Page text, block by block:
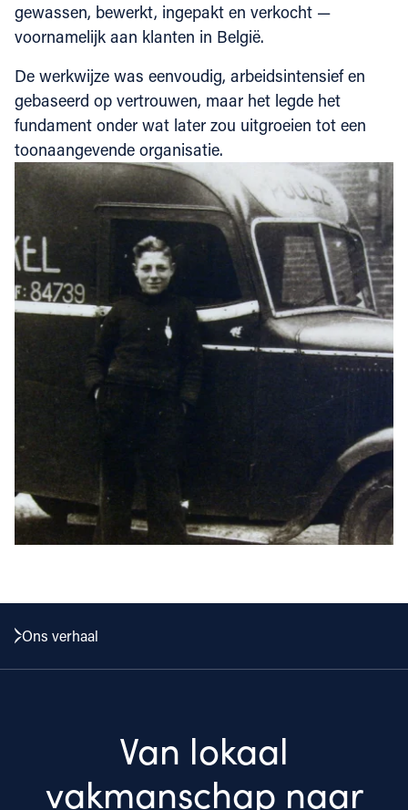
gewassen, bewerkt, ingepakt en verkocht —
voornamelijk aan klanten in België.
De werkwijze was eenvoudig, arbeidsintensief en
gebaseerd op vertrouwen, maar het legde het
fundament onder wat later zou uitgroeien tot een
toonaangevende organisatie.
Ons verhaal
Van lokaal
vakmanschap naar